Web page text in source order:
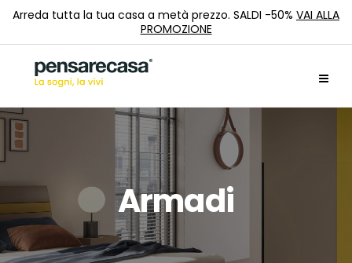
Arreda tutta la tua casa a metà prezzo. SALDI -50% VAI ALLA
PROMOZIONE
Armadi